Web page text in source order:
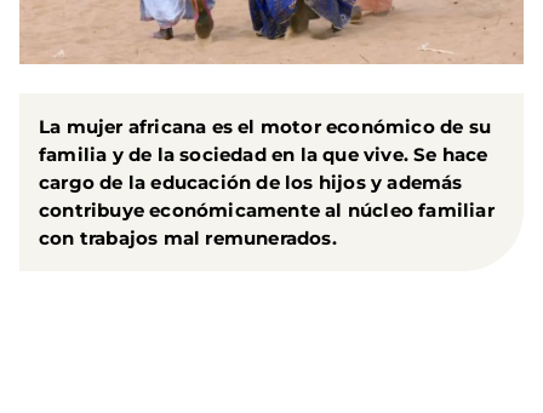
La mujer africana es el motor económico de su
familia y de la sociedad en la que vive. Se hace
cargo de la educación de los hijos y además
contribuye económicamente al núcleo familiar
con trabajos mal remunerados.